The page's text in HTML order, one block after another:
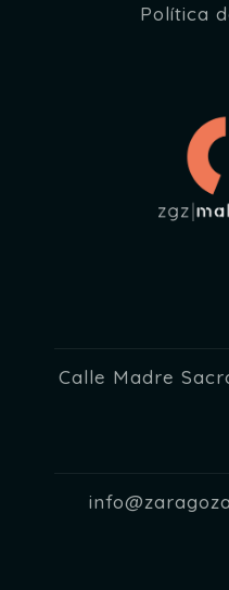
Política
Calle Madre